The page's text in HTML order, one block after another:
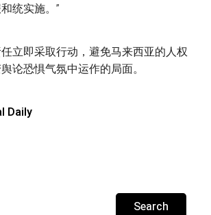
统实施。”
立即采取行动，避免马来西亚的人权
论恐惧气氛中运作的局面。
Daily